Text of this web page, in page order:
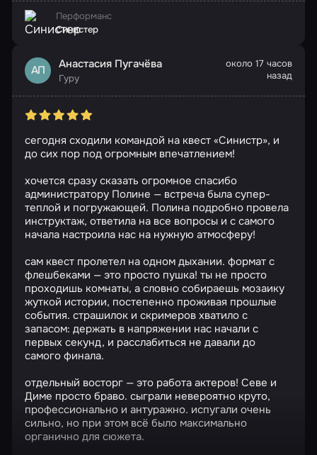
Перформанс
Синистер
АП Анастасия Пугачёва
Гуру
около 17 часов
назад
сегодня сходили командой на квест «Синистр», и
до сих пор под огромным впечатлением!
хочется сразу сказать огромное спасибо
администратору Полине — встреча была супер-
теплой и погружающей. Полина подробно провела
инструктаж, ответила на все вопросы и с самого
начала настроила нас на нужную атмосферу!
сам квест пролетел на одном дыхании. формат с
флешбеками — это просто пушка! ты не просто
проходишь комнаты, а словно собираешь мозаику
жуткой истории, постепенно проживая прошлые
события. страшилок и скримеров хватило с
запасом: держать в напряжении нас начали с
первых секунд, и расслабиться не давали до
самого финала.
отдельный восторг — это работа актеров! Севе и
Диме просто браво. сыграли невероятно круто,
профессионально и антуражно. испугали очень
сильно, но при этом всё было максимально
органично для сюжета.